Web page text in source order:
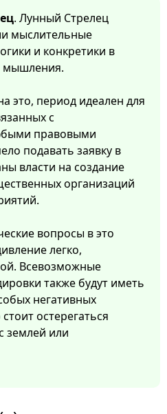
. Лунный Стрелец
мыслительные
и конкретики в
мышления.
это, период идеален для
с
правовыми
подавать заявку в
власти на создание
организаций
вопросы в это
легко,
Всевозможные
также будут иметь
негативных
остерегаться
землей или